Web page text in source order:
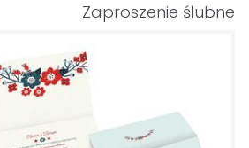
Zaproszenie ślubne